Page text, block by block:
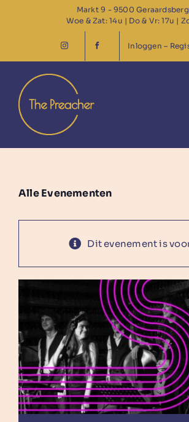
Markt 9 - 9500
Woe & Zat: 14u | Do & Vr: 17u |
Inloggen –
Alle Evenementen
Dit evenement is